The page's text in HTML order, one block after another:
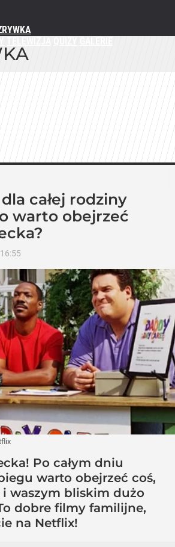
całej rodziny
warto obejrzeć
16:55
Po całym dniu
warto obejrzeć coś,
waszym bliskim dużo
dobre filmy familijne,
na Netflix!